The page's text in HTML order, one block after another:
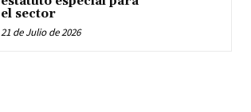
el sector
21 de Julio de 2026